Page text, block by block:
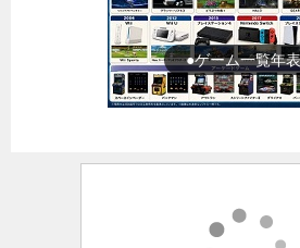
●ゲーム一覧年表